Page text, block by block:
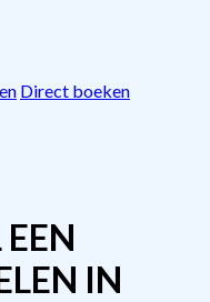
Direct boeken
IN